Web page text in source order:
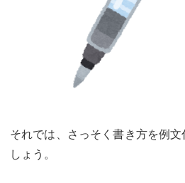
それでは、さっそく書き方を例
しょう。